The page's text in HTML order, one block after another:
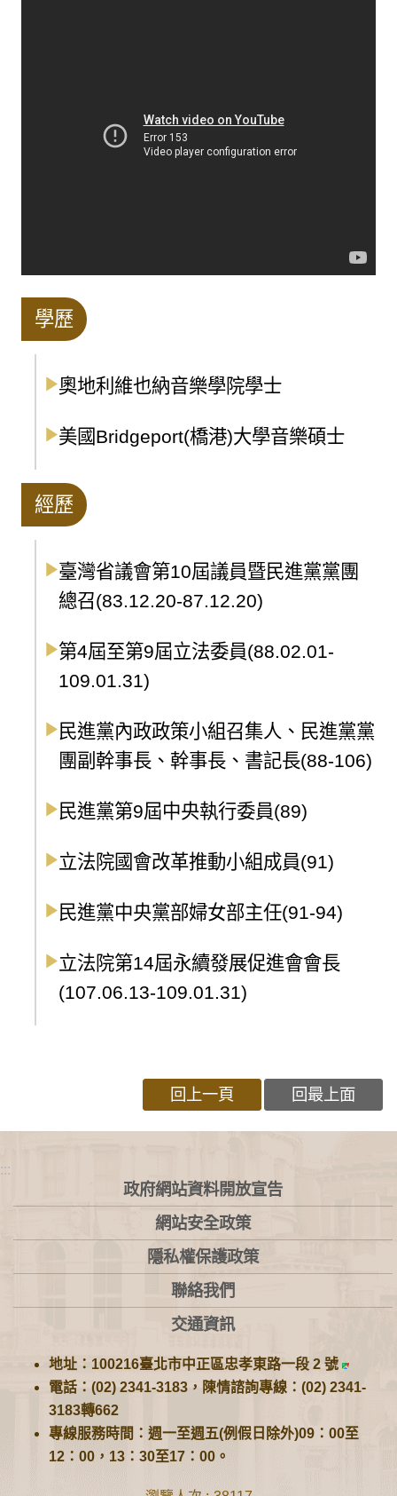
學歷
奧地利維也納音樂學院學士
美國Bridgeport(橋港)大學音樂碩士
經歷
臺灣省議會第10屆議員暨民進黨黨團
總召(83.12.20-87.12.20)
第4屆至第9屆立法委員(88.02.01-
109.01.31)
民進黨內政政策小組召集人、民進黨黨
團副幹事長、幹事長、書記長(88-106)
民進黨第9屆中央執行委員(89)
立法院國會改革推動小組成員(91)
民進黨中央黨部婦女部主任(91-94)
立法院第14屆永續發展促進會會長
(107.06.13-109.01.31)
回上一頁 回最上面
:::
政府網站資料開放宣告
網站安全政策
隱私權保護政策
聯絡我們
交通資訊
地址：100216臺北市中正區忠孝東路一段 2 號
電話：(02) 2341-3183，陳情諮詢專線：(02) 2341-
3183轉662
專線服務時間：週一至週五(例假日除外)09：00至
12：00，13：30至17：00。